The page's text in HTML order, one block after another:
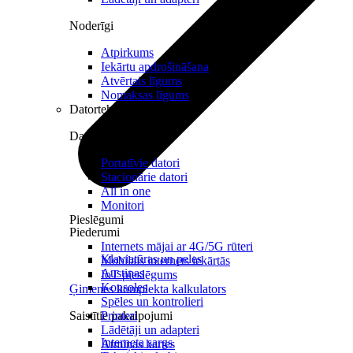
Pieslēgumi
Internets mājai ar 4G/5G rūteri
Mobilais internets iekārtās
IoT pieslēgums
Ģimenes komplekta kalkulators
Saistītie pakalpojumi
Interneta sargs
Noderīgi
Atpirkums
Iekārtu apdrošināšana
Atvērtais līgums
Nomaksas līgums
Datortehnika
Datori un Monitori
Portatīvie datori
Stacionārie datori
All in one
Monitori
Piederumi
Klaviatūras un peles
Austiņas
Konsoles
Spēles un kontrolieri
Printeri
Lādētāji un adapteri
Atmiņas kartes